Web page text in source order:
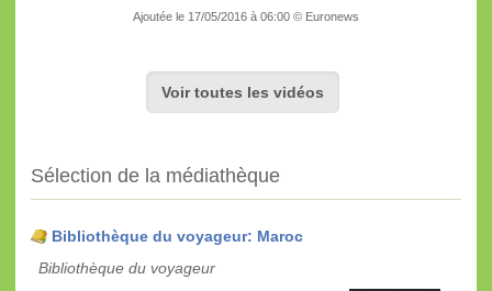
Ajoutée le 17/05/2016 à 06:00 © Euronews
Voir toutes les vidéos
Sélection de la médiathèque
Bibliothèque du voyageur: Maroc
Bibliothèque du voyageur